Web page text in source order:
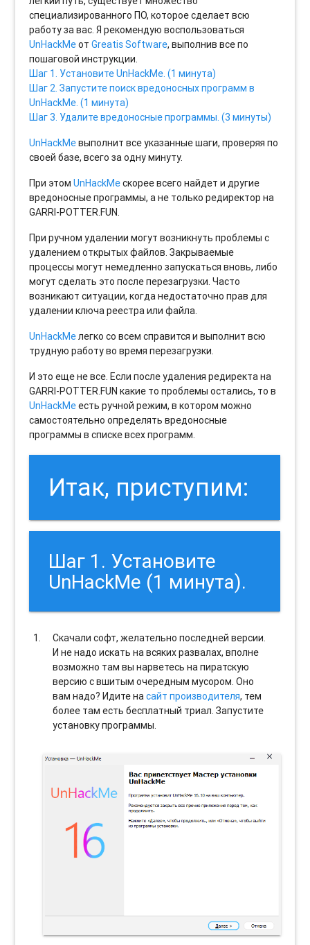
специализированного ПО, которое сделает всю
работу за вас. Я рекомендую воспользоваться
UnHackMeотGreatis Software, выполнив все по
пошаговой инструкции.
Шаг 1. Установите UnHackMe. (1 минута)
Шаг 2. Запустите поиск вредоносных программ в
UnHackMe. (1 минута)
Шаг 3. Удалите вредоносные программы. (3 минуты)
UnHackMeвыполнит все указанные шаги, проверяя по
своей базе, всего за одну минуту.
При этомUnHackMeскорее всего найдет и другие
вредоносные программы, а не только редиректор на
GARRI-POTTER.FUN.
При ручном удалении могут возникнуть проблемы с
удалением открытых файлов. Закрываемые
процессы могут немедленно запускаться вновь, либо
могут сделать это после перезагрузки. Часто
возникают ситуации, когда недостаточно прав для
удалении ключа реестра или файла.
UnHackMeлегко со всем справится и выполнит всю
трудную работу во время перезагрузки.
И это еще не все. Если после удаления редиректа на
GARRI-POTTER.FUN какие то проблемы остались, то в
UnHackMeесть ручной режим, в котором можно
самостоятельно определять вредоносные
программы в списке всех программ.
Итак, приступим:
Шаг 1. Установите
UnHackMe (1 минута).
Скачали софт, желательно последней версии.
И не надо искать на всяких развалах, вполне
возможно там вы нарветесь на пиратскую
версию с вшитым очередным мусором. Оно
вам надо? Идите насайт производителя, тем
более там есть бесплатный триал. Запустите
установку программы.